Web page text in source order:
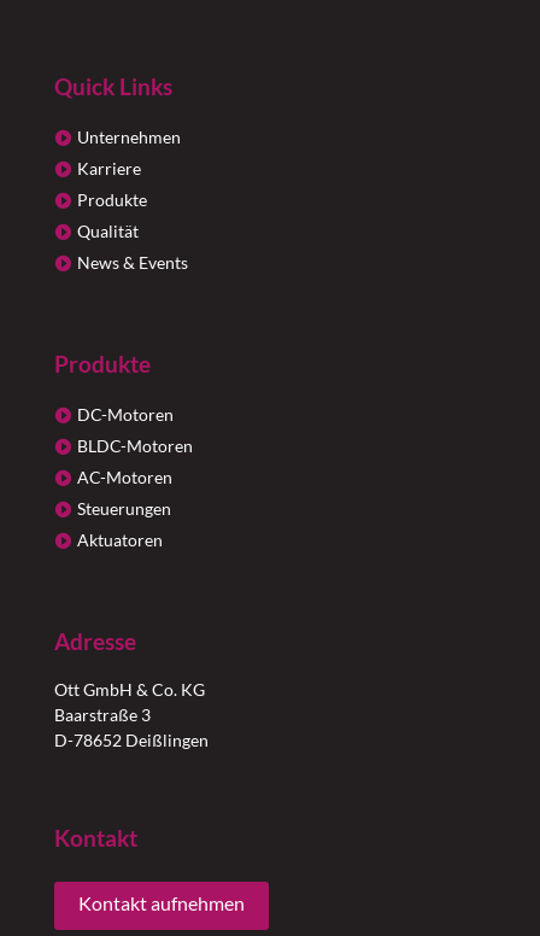
Quick Links
Unternehmen
Karriere
Produkte
Qualität
News & Events
Produkte
DC-Motoren
BLDC-Motoren
AC-Motoren
Steuerungen
Aktuatoren
Adresse
Ott GmbH & Co. KG
Baarstraße 3
D-78652 Deißlingen
Kontakt
Kontakt aufnehmen